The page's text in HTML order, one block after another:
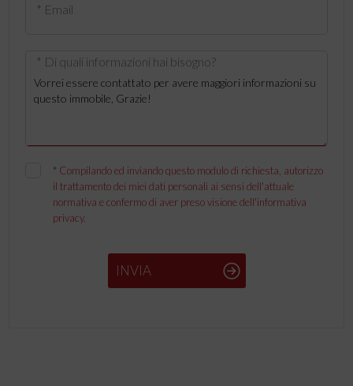
* Email
* Di quali informazioni hai bisogno?
* Compilando ed inviando questo modulo di richiesta, autorizzo
il trattamento dei miei dati personali ai sensi dell'attuale
normativa e confermo di aver preso visione dell'informativa
privacy.
INVIA